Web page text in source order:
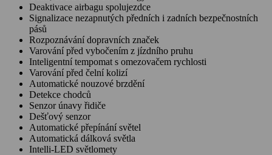
Deaktivace airbagu spolujezdce
Signalizace nezapnutých předních i zadních bezpečnostních
pásů
Rozpoznávání dopravních značek
Varování před vybočením z jízdního pruhu
Inteligentní tempomat s omezovačem rychlosti
Varování před čelní kolizí
Automatické nouzové brzdění
Detekce chodců
Senzor únavy řidiče
Dešťový senzor
Automatické přepínání světel
Automatická dálková světla
Intelli-LED světlomety